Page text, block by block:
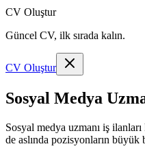
CV Oluştur
Güncel CV, ilk sırada kalın.
CV Oluştur
Sosyal Medya
Sosyal medya uzmanı iş
de aslında pozisyonların büyük